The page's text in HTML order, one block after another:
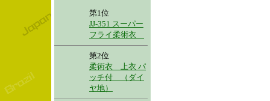
第1位
JJ-351 スーパー
フライ柔術衣
第2位
柔術衣 上衣 パ
ッチ付 （ダイ
ヤ地）